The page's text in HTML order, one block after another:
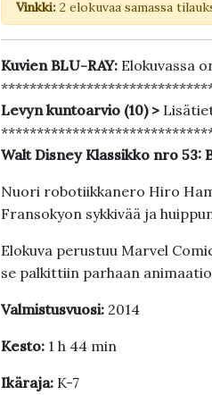
Vinkki:2 elokuvaa samassa
Kuvien BLU-RAY: Elokuvassa
Levyn kuntoarvio (10) >
Walt Disney Klassikko nro 53:
Nuori robotiikkanero Hiro
Fransokyon sykkivää ja
Elokuva perustuu Marvel
se palkittiin parhaan
Valmistusvuosi: 2014
Kesto:1 h 44 min
Ikäraja:K-7